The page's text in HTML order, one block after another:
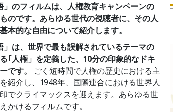
本原理
紹介
サイエントロジーを
世界にもたらす
ユナイ
ツ
サイエ
スター
」のフィルムは、人権教育キャンペーンの
のです。あらゆる世代の視聴者に、その人
本的な自由について紹介します。
」は、世界で最も誤解されているテーマの
｢人権」を定義した、10分の印象的なドキ
です。
ごく短時間で人権の歴史における主
紹介し、1948年、国際連合における世界人
でクライマックスを迎えます。あらゆる世
かけるフィルムです。